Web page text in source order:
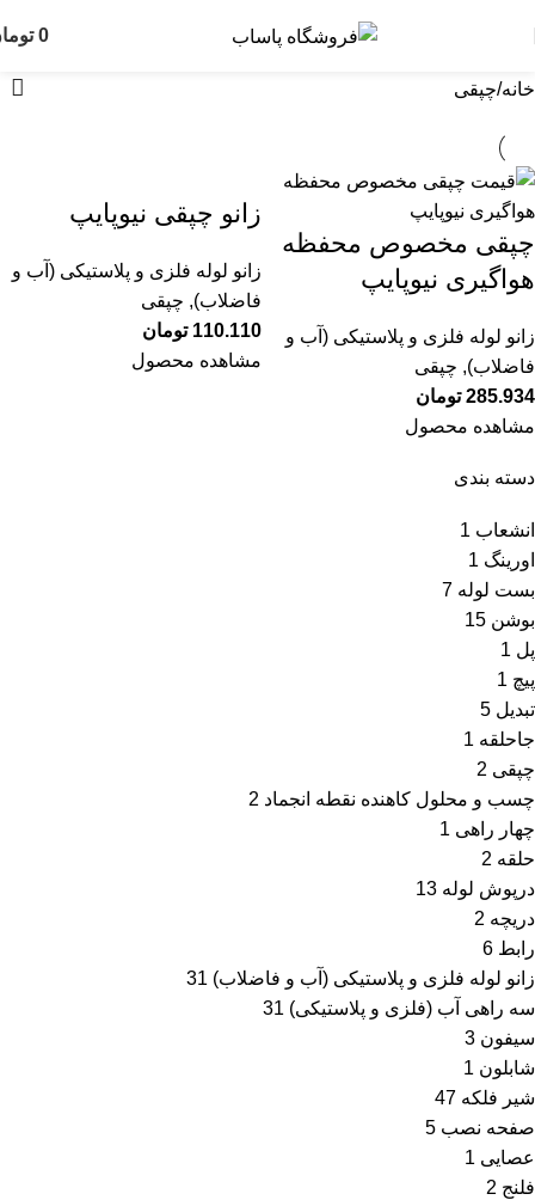
0 چپقی
دسته بندی
انشعاب 1
اورینگ 1
بست لوله 7
بوشن 15
پل 1
پیچ 1
تبدیل 5
جاحلقه 1
چپقی 2
چسب و محلول کاهنده نقطه انجماد 2
چهار راهی 1
حلقه 2
درپوش لوله 13
دریچه 2
رابط 6
زانو لوله فلزی و پلاستیکی (آب و فاضلاب) 31
سه راهی آب (فلزی و پلاستیکی) 31
سیفون 3
شابلون 1
شیر فلکه 47
صفحه نصب 5
عصایی 1
فلنج 2
خانه چپقی
چپقی مخصوص محفظه
هواگیری نیوپایپ
زانو لوله فلزی و پلاستیکی (آب و
فاضلاب), چپقی
285.934 تومان
مشاهده محصول
زانو چپقى نیوپایپ
زانو لوله فلزی و پلاستیکی (آب و
فاضلاب), چپقی
110.110 تومان
مشاهده محصول